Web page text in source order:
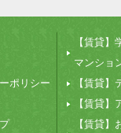
ポリシー
【賃貸】
マンショ
【賃貸】
【賃貸】
【賃貸】